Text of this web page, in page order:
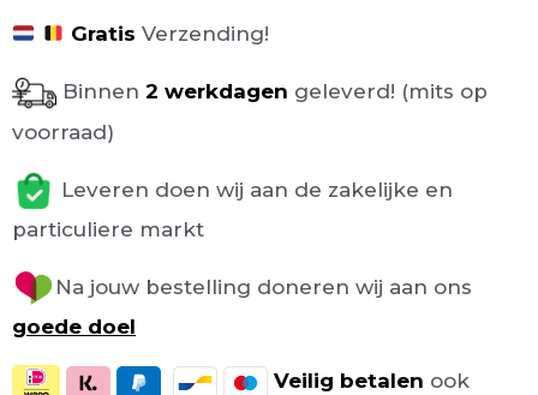
Gratis Verzending!
Binnen 2 werkdagen geleverd! (mits op
voorraad)
Leveren doen wij aan de zakelijke en
particuliere markt
Na jouw bestelling doneren wij aan ons
goede doel
Veilig betalen ook